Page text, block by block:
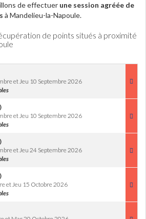
de effectuer une session agréée de
à Mandelieu-la-Napoule.
de points situés à proximité
et Jeu 10 Septembre 2026
et Jeu 10 Septembre 2026
et Jeu 24 Septembre 2026
et Jeu 15 Octobre 2026